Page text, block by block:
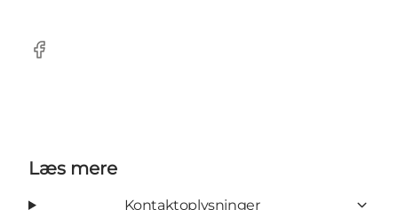
Facebook
Læs mere
Kontaktoplysninger